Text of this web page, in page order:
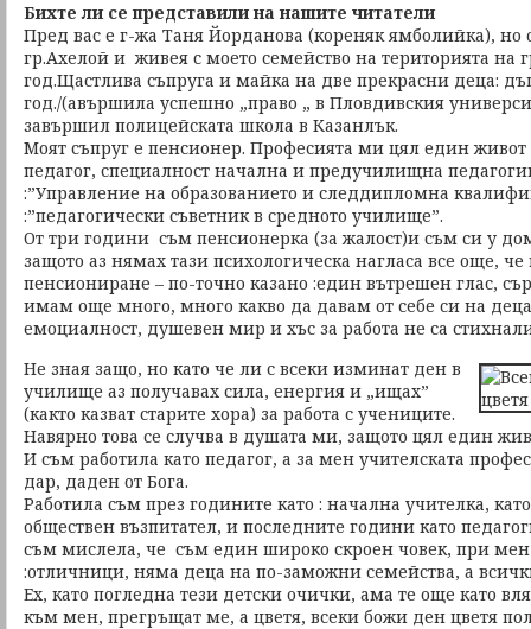
Бихте ли се представили на нашите читатели
Пред вас е г-жа Таня Йорданова (кореняк ямболийка), но
гр.Ахелой и живея с моето семейство на територията на
год.Щастлива съпруга и майка на две прекрасни деца:
год./(авършила успешно „право „ в Пловдивския
завършил полицейската школа в Казанлък.
Моят съпруг е пенсионер. Професията ми цял един живот
педагог, специалност начална и предучилищна
:”Управление на образованието и следдипломна
:”педагогически съветник в средното училище”.
От три години съм пенсионерка (за жалост)и съм си у
защото аз нямах тази психологическа нагласа все още,
пенсиониране – по-точно казано :един вътрешен глас,
имам още много, много какво да давам от себе си на
емоциалност, душевен мир и хъс за работа не са
Не зная защо, но като че ли с всеки изминат ден в
училище аз получавах сила, енергия и „ищах”
(както казват старите хора) за работа с учениците.
Навярно това се случва в душата ми, защото цял един
И съм работила като педагог, а за мен учителската
дар, даден от Бога.
Работила съм през годините като : начална учителка,
обществен възпитател, и последните години като
съм мислела, че съм един широко скроен човек, при мен
:отличници, няма деца на по-заможни семейства, а
Ех, като погледна тези детски очички, ама те още като
към мен, прегръщат ме, а цветя, всеки божи ден цветя